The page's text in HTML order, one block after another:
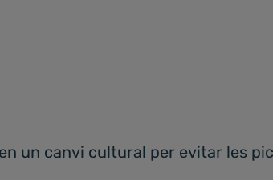
un canvi cultural per evitar les